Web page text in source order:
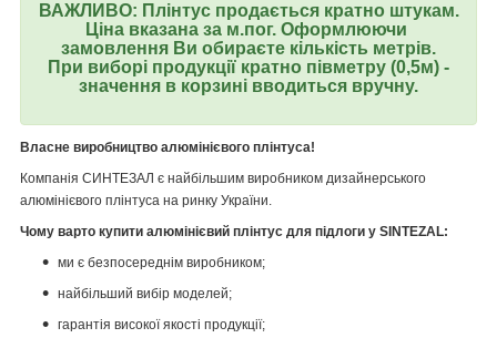
ВАЖЛИВО: Плінтус продається кратно штукам.
Ціна вказана за м.пог. Оформлюючи
замовлення Ви обираєте кількість метрів.
При виборі продукції кратно півметру (0,5м) -
значення в корзині вводиться вручну.
Власне виробництво алюмінієвого плінтуса!
Компанія СИНТЕЗАЛ є найбільшим виробником дизайнерського
алюмінієвого плінтуса на ринку України.
Чому варто купити алюмінієвий плінтус для підлоги у SINTEZAL:
ми є безпосереднім виробником;
найбільший вибір моделей;
гарантія високої якості продукції;